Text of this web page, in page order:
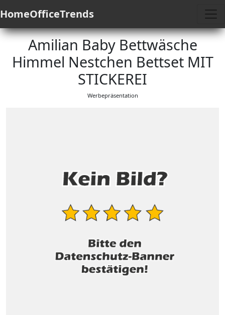
HomeOfficeTrends
Amilian Baby Bettwäsche
Himmel Nestchen Bettset MIT
STICKEREI
Werbepräsentation